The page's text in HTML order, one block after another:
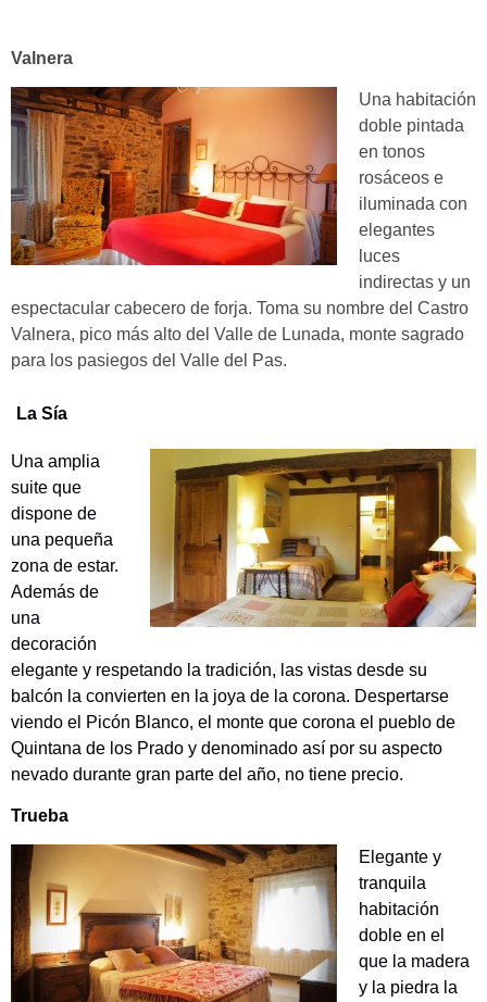
Valnera
Una habitación
doble pintada
en tonos
rosáceos e
iluminada con
elegantes
luces
indirectas y un
espectacular cabecero de forja. Toma su nombre del Castro
Valnera, pico más alto del Valle de Lunada, monte sagrado
para los pasiegos del Valle del Pas.
La Sía
Una amplia
suite que
dispone de
una pequeña
zona de estar.
Además de
una
decoración
elegante y respetando la tradición, las vistas desde su
balcón la convierten en la joya de la corona. Despertarse
viendo el Picón Blanco, el monte que corona el pueblo de
Quintana de los Prado y denominado así por su aspecto
nevado durante gran parte del año, no tiene precio.
Trueba
Elegante y
tranquila
habitación
doble en el
que la madera
y la piedra la